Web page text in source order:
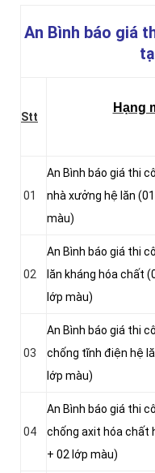
An Bình báo giá
Stt
Hạng
01
An Bình báo giá thi
nhà xưởng hệ lăn
màu)
02
An Bình báo giá thi
lăn kháng hóa chất
lớp màu)
03
An Bình báo giá thi
chống tĩnh điện hệ
lớp màu)
04
An Bình báo giá thi
chống axit hóa chất
+ 02 lớp màu)